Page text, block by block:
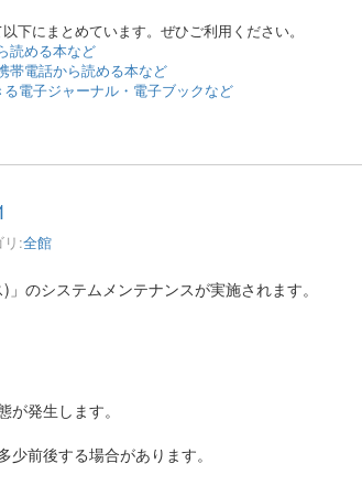
下にまとめています。ぜひご利用ください。
読める本など
帯電話から読める本など
電子ジャーナル・電子ブックなど
:全館
のシステムメンテナンスが実施されます。
発生します。
前後する場合があります。